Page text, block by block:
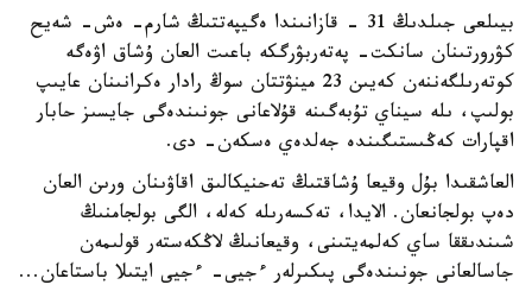
بيىلعى جىلدىڭ 31 - قازانىندا ەگيپەتتىڭ شارم- ەش- شەيح
كۋرورتىنان سانكت- پەتەربۋرگكە باعىت العان ۇشاق اۋەگە
كوتەرىلگەننەن كەيىن 23 مينۋتتان سوڭ رادار ەكرانىنان عايىپ
بولىپ، ىلە سيناي تۇبەگىنە قۇلاعانى جونىندەگى جايسىز حابار
اقپارات كەڭىستىگىندە جەلدەي ەسكەن- دى.
العاشقىدا بۇل وقيعا ۇشاقتىڭ تەحنيكالىق اقاۋىنان ورىن العان
دەپ بولجانعان. الايدا، تەكسەرىلە كەلە، الگى بولجامنىڭ
شىندىققا ساي كەلمەيتىنى، وقيعانىڭ لاڭكەستەر قولىمەن
جاسالعانى جونىندەگى پىكىرلەر ءجيى- ءجيى ايتىلا باستاعان...